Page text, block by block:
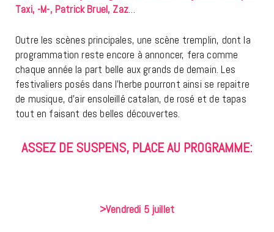
Taxi, -M-, Patrick Bruel, Zaz…
Outre les scènes principales, une scène tremplin, dont la
programmation reste encore à annoncer, fera comme
chaque année la part belle aux grands de demain. Les
festivaliers posés dans l’herbe pourront ainsi se repaitre
de musique, d’air ensoleillé catalan, de rosé et de tapas
tout en faisant des belles découvertes.
ASSEZ DE SUSPENS, PLACE AU PROGRAMME:
>Vendredi 5 juillet